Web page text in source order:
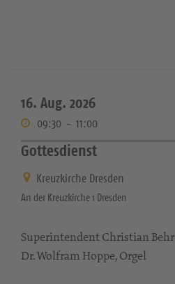
16. Aug. 2026
09:30 - 11:00
Gottesdienst
Kreuzkirche Dresden
An der Kreuzkirche 1 Dresden
Superintendent Christian Behr
Dr. Wolfram Hoppe, Orgel